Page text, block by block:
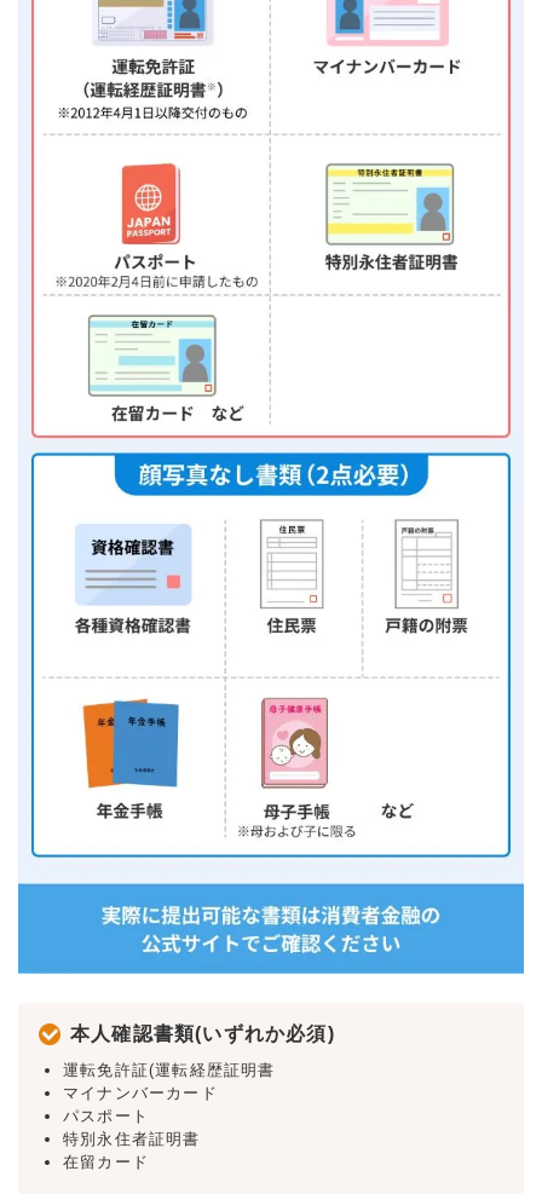
本人確認書類(いずれか必須)
運転免許証(運転経歴証明書
マイナンバーカード
パスポート
特別永住者証明書
在留カード